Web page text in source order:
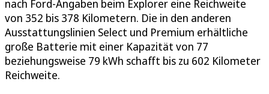
nach Ford-Angaben beim Explorer eine Reichweite
von 352 bis 378 Kilometern. Die in den anderen
Ausstattungslinien Select und Premium erhältliche
große Batterie mit einer Kapazität von 77
beziehungsweise 79 kWh schafft bis zu 602 Kilometer
Reichweite.